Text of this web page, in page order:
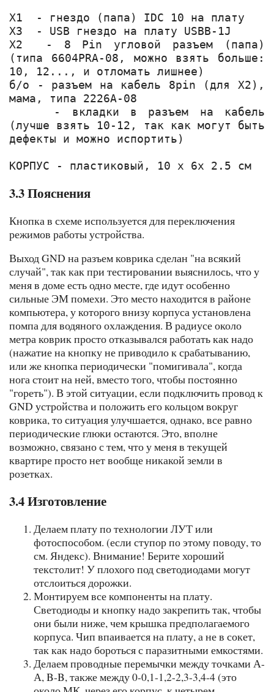
X1  - гнездо (папа) IDC 10 на плату
X3  - USB гнездо на плату USBB-1J
X2  - 8 Pin угловой разъем (папа)
(типа 6604PRA-08, можно взять больше:
10, 12..., и отломать лишнее)
б/о - разъем на кабель 8pin (для X2),
мама, типа 2226A-08
(лучше взять 10-12, так как могут быть
дефекты и можно испортить)
3.3 Пояснения
Кнопка в схеме используется для переключения
режимов работы устройства.
Выход GND на разъем коврика сделан "на всякий
случай", так как при тестировании выяснилось, что у
меня в доме есть одно месте, где идут особенно
сильные ЭМ помехи. Это место находится в районе
компьютера, у которого внизу корпуса установлена
помпа для водяного охлаждения. В радиусе около
метра коврик просто отказывался работать как надо
(нажатие на кнопку не приводило к срабатыванию,
или же кнопка периодически "помигивала", когда
нога стоит на ней, вместо того, чтобы постоянно
"гореть"). В этой ситуации, если подключить провод к
GND устройства и положить его кольцом вокруг
коврика, то ситуация улучшается, однако, все равно
периодические глюки остаются. Это, вполне
возможно, связано с тем, что у меня в текущей
квартире просто нет вообще никакой земли в
розетках.
3.4 Изготовление
Делаем плату по технологии ЛУТ или
фотоспособом. (если ступор по этому поводу, то
см. Яндекс). Внимание! Берите хороший
текстолит! У плохого под светодиодами могут
отслоиться дорожки.
Монтируем все компоненты на плату.
Светодиоды и кнопку надо закрепить так, чтобы
они были ниже, чем крышка предполагаемого
корпуса. Чип впаивается на плату, а не в сокет,
так как надо бороться с паразитными емкостями.
Делаем проводные перемычки между точками А-
А, B-B, также между 0-0,1-1,2-2,3-3,4-4 (это